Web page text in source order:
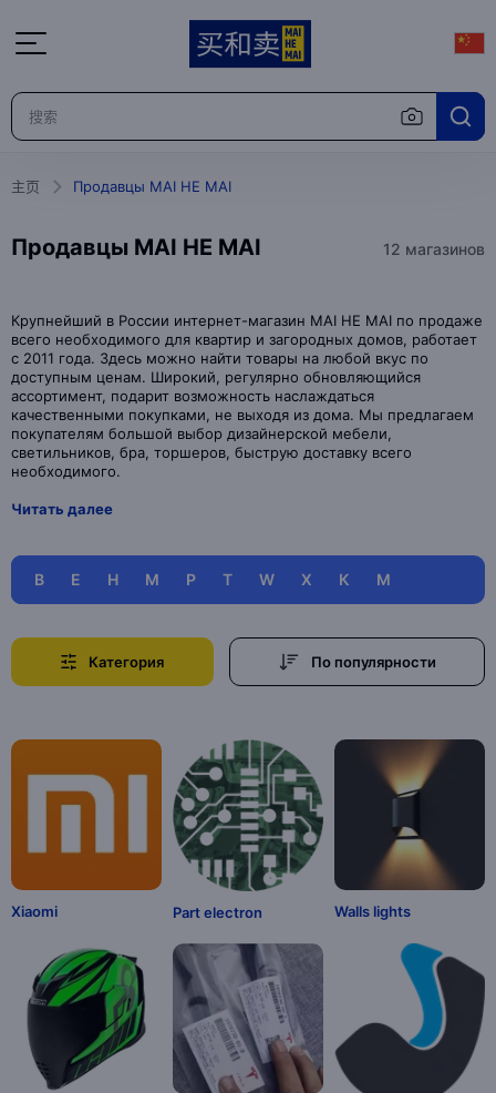
主页 Продавцы MAI HE MAI
Продавцы MAI HE MAI 12 магазинов
Крупнейший в России интернет-магазин MAI HE MAI по продаже
всего необходимого для квартир и загородных домов, работает
с 2011 года. Здесь можно найти товары на любой вкус по
доступным ценам. Широкий, регулярно обновляющийся
ассортимент, подарит возможность наслаждаться
качественными покупками, не выходя из дома. Мы предлагаем
покупателям большой выбор дизайнерской мебели,
светильников, бра, торшеров, быструю доставку всего
Читать далее
B E H M P T W X К М
Категория По популярности
Xiaomi Part electron Walls lights